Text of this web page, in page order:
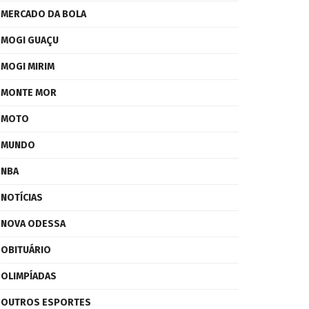
MERCADO DA BOLA
MOGI GUAÇU
MOGI MIRIM
MONTE MOR
MOTO
MUNDO
NBA
NOTÍCIAS
NOVA ODESSA
OBITUÁRIO
OLIMPÍADAS
OUTROS ESPORTES